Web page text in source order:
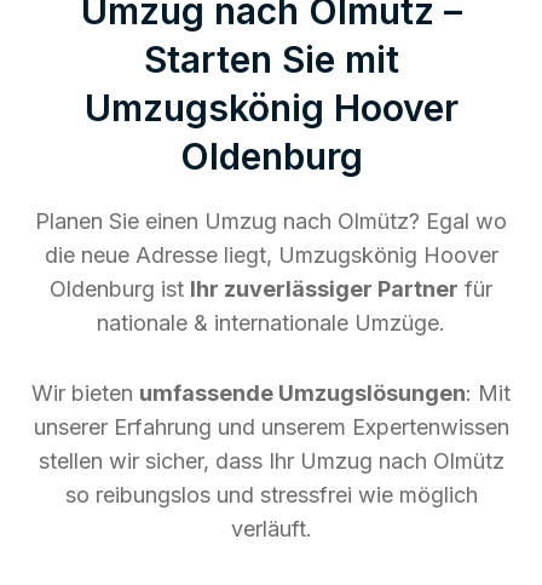
Umzug nach Olmütz –
Starten Sie mit
Umzugskönig Hoover
Oldenburg
Planen Sie einen Umzug nach Olmütz? Egal wo
die neue Adresse liegt, Umzugskönig Hoover
Oldenburg ist Ihr zuverlässiger Partner für
nationale & internationale Umzüge.
Wir bieten umfassende Umzugslösungen: Mit
unserer Erfahrung und unserem Expertenwissen
stellen wir sicher, dass Ihr Umzug nach Olmütz
so reibungslos und stressfrei wie möglich
verläuft.